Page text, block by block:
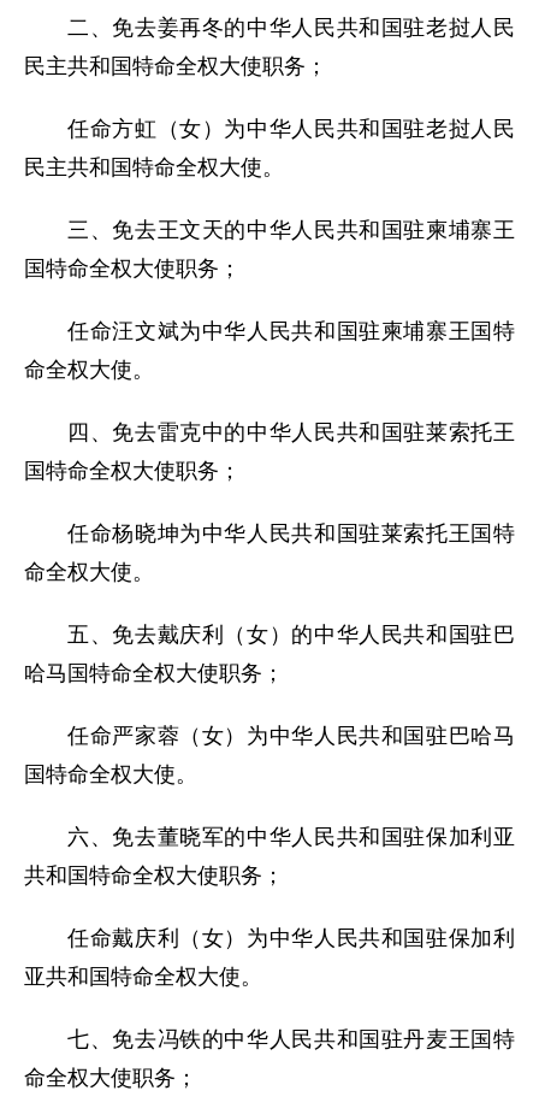
二、免去姜再冬的中华人民共和国驻老挝人民
民主共和国特命全权大使职务；
任命方虹（女）为中华人民共和国驻老挝人民
民主共和国特命全权大使。
三、免去王文天的中华人民共和国驻柬埔寨王
国特命全权大使职务；
任命汪文斌为中华人民共和国驻柬埔寨王国特
命全权大使。
四、免去雷克中的中华人民共和国驻莱索托王
国特命全权大使职务；
任命杨晓坤为中华人民共和国驻莱索托王国特
命全权大使。
五、免去戴庆利（女）的中华人民共和国驻巴
哈马国特命全权大使职务；
任命严家蓉（女）为中华人民共和国驻巴哈马
国特命全权大使。
六、免去董晓军的中华人民共和国驻保加利亚
共和国特命全权大使职务；
任命戴庆利（女）为中华人民共和国驻保加利
亚共和国特命全权大使。
七、免去冯铁的中华人民共和国驻丹麦王国特
命全权大使职务；